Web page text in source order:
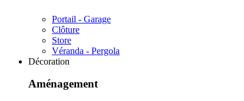
Portail - Garage
Clôture
Store
Véranda - Pergola
Décoration
Aménagement